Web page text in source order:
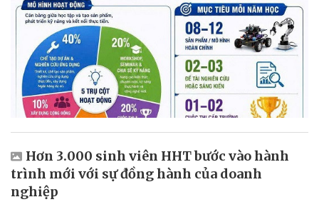
Hơn 3.000 sinh viên HHT bước vào hành
trình mới với sự đồng hành của doanh
nghiệp